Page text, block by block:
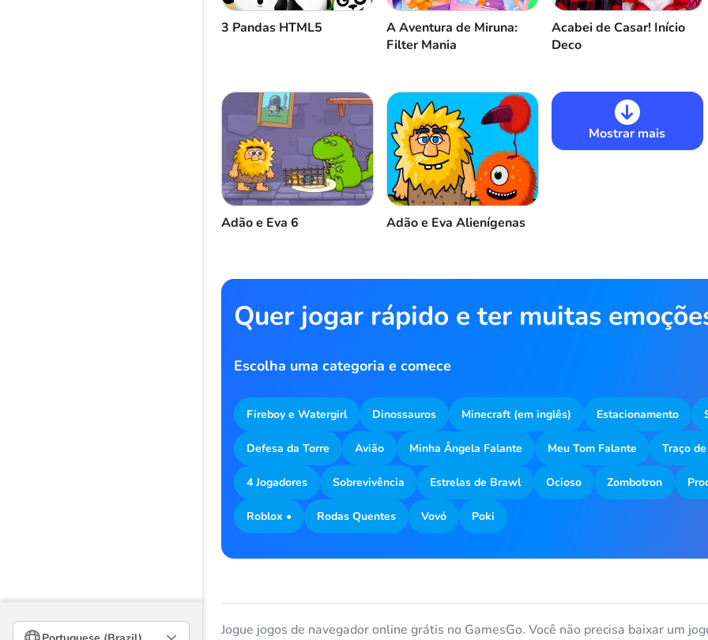
Русский
3 Pandas HTML5
A Aventura de Miruna:
Filter Mania
Acabei de Casar! Início
Deco
Adão e Eva 6 Adão e Eva Alienígenas
Mostrar mais
Quer jogar rápido e ter muitas
Escolha uma categoria e comece
Fireboy e Watergirl Dinossauros Minecraft (em inglês) Estacionamento
Defesa da Torre Avião Minha Ângela Falante Meu Tom Falante Traço
4 Jogadores Sobrevivência Estrelas de Brawl Ocioso Zombotron
Roblox • Rodas Quentes Vovó Poki
Jogue jogos de navegador online grátis no GamesGo. Você não precisa baixar um